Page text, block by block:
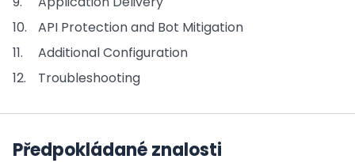
API Protection and Bot Mitigation
Additional Configuration
Troubleshooting
Předpokládané znalosti